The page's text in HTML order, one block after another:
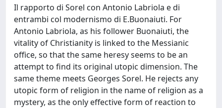
Il rapporto di Sorel con Antonio Labriola e di
entrambi col modernismo di E.Buonaiuti. For
Antonio Labriola, as his follower Buonaiuti, the
vitality of Christianity is linked to the Messianic
office, so that the same heresy seems to be an
attempt to find its original utopic dimension. The
same theme meets Georges Sorel. He rejects any
utopic form of religion in the name of religion as a
mystery, as the only effective form of reaction to